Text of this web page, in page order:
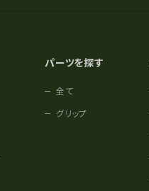
パーツを探す
全て
グリップ